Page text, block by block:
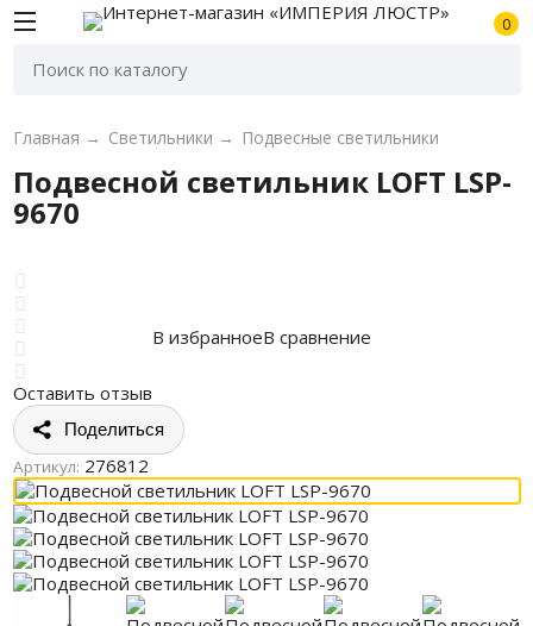
0
Главная → Светильники → Подвесные светильники
Подвесной светильник LOFT LSP-
9670
Оставить отзыв
В избранноеВ сравнение
Поделиться
Артикул: 276812